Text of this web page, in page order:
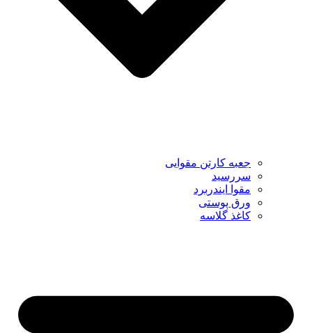
جعبه کارتن مقوایی
سررسید
مقوا ایندربرد
ورق پوستی
کاغذ گلاسه